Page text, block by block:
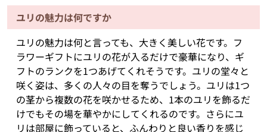
ユリの魅力は何ですか
ユリの魅力は何と言っても、大きく美しい花です。フ
ラワーギフトにユリの花が入るだけで豪華になり、ギ
フトのランクを1つあげてくれそうです。ユリの堂々と
咲く姿は、多くの人々の目を奪うでしょう。ユリは1つ
の茎から複数の花を咲かせるため、1本のユリを飾るだ
けでもその場を華やかにしてくれるのです。さらにユ
リは部屋に飾っていると、ふんわりと良い香りを感じ